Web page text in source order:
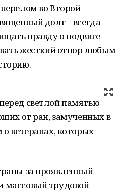
во Второй
долг – всегда
правду о подвиге
жесткий отпор любым
светлой памятью
от ран, замученных в
ветеранах, которых
за проявленный
массовый трудовой